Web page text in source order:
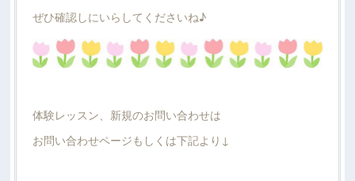
ぜひ確認しにいらしてくださいね♪
体験レッスン、新規のお問い合わせは
お問い合わせページもしくは下記より↓